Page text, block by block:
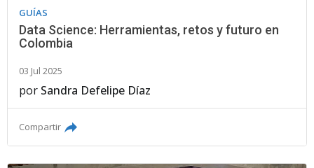
GUÍAS
Data Science: Herramientas, retos y futuro en
Colombia
03 Jul 2025
por Sandra Defelipe Díaz
Compartir